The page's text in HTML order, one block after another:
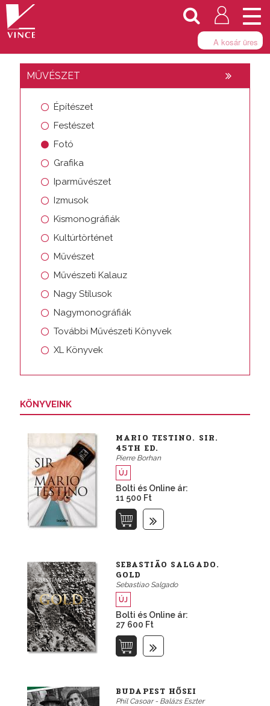
A kosár üres
MŰVÉSZET
Építészet
Festészet
Fotó
Grafika
Iparművészet
Izmusok
Kismonográfiák
Kultúrtörténet
Művészet
Művészeti Kalauz
Nagy Stílusok
Nagymonográfiák
További Művészeti Könyvek
XL Könyvek
KÖNYVEINK
MARIO TESTINO. SIR.
45TH ED.
Pierre Borhan
ÚJ
Bolti és Online ár:
11 500 Ft
SEBASTIÃO SALGADO.
GOLD
Sebastiao Salgado
ÚJ
Bolti és Online ár:
27 600 Ft
BUDAPEST HŐSEI
Phil Casoar - Balázs Eszter